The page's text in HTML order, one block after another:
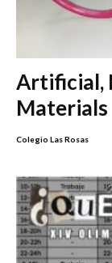
Artificial,
Materials
Colegio Las Rosas